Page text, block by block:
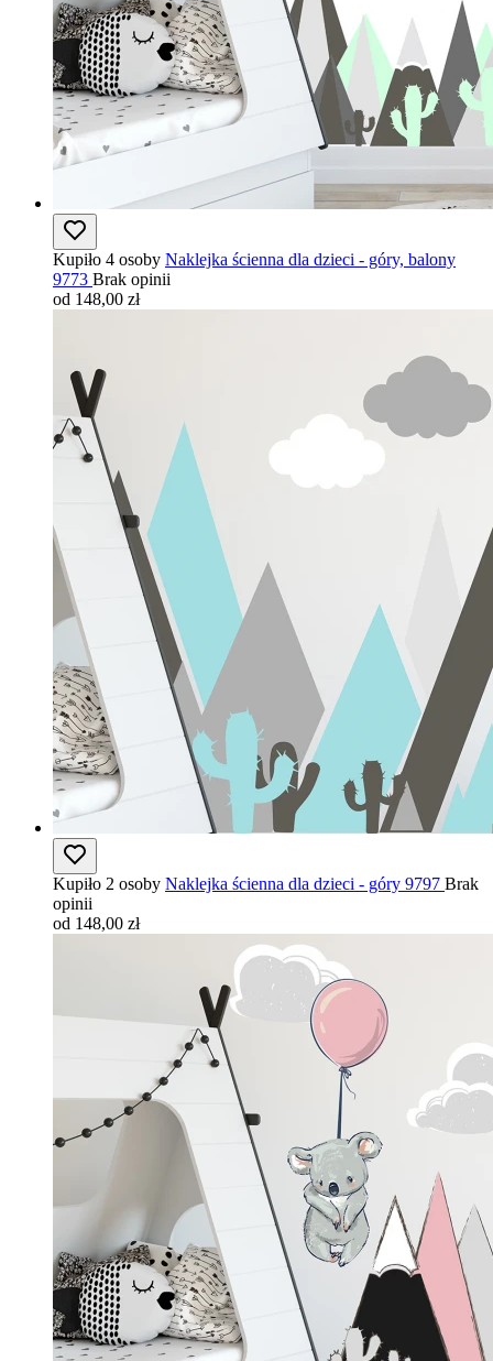
Kupiło 4 osoby Naklejka ścienna dla dzieci - góry, balony
9773 Brak opinii
od 148,00 zł
Kupiło 2 osoby Naklejka ścienna dla dzieci - góry 9797 Brak
opinii
od 148,00 zł